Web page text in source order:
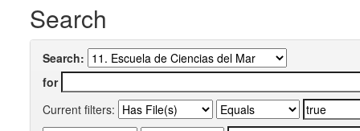
Search
Search:
for
Current filters: